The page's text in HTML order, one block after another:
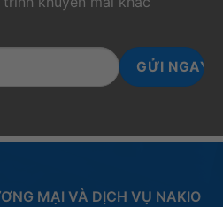
MẠI VÀ DỊCH VỤ NAKIO